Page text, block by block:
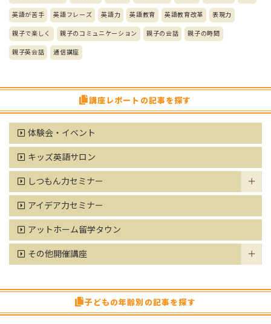
英語が苦手 英語フレーズ 英語力 英語教育 英語教育改革 表現力
親子で楽しく 親子のコミュニケーション 親子の会話 親子の時間
親子英会話 通信講座
講座レポートの記事を探す
体験会・イベント
キッズ英語サロン
しつもん力セミナー
アイデア力セミナー
アットホーム留学タウン
その他開催講座
子どもの年齢別の記事を探す